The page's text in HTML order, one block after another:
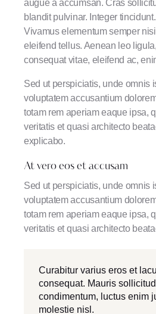
augue a accumsan. Cras
blandit pulvinar. Integer
Vivamus elementum semper
eleifend tellus. Aenean leo
consequat vitae, eleifend ac,
Sed ut perspiciatis, unde omnis
voluptatem accusantium
totam rem aperiam eaque ipsa,
veritatis et quasi architecto
explicabo.
At vero eos et accusam
Sed ut perspiciatis, unde omnis
voluptatem accusantium
totam rem aperiam eaque ipsa,
veritatis et quasi architecto
Curabitur varius eros et
consequat. Mauris
condimentum, luctus enim
molestie nisl.